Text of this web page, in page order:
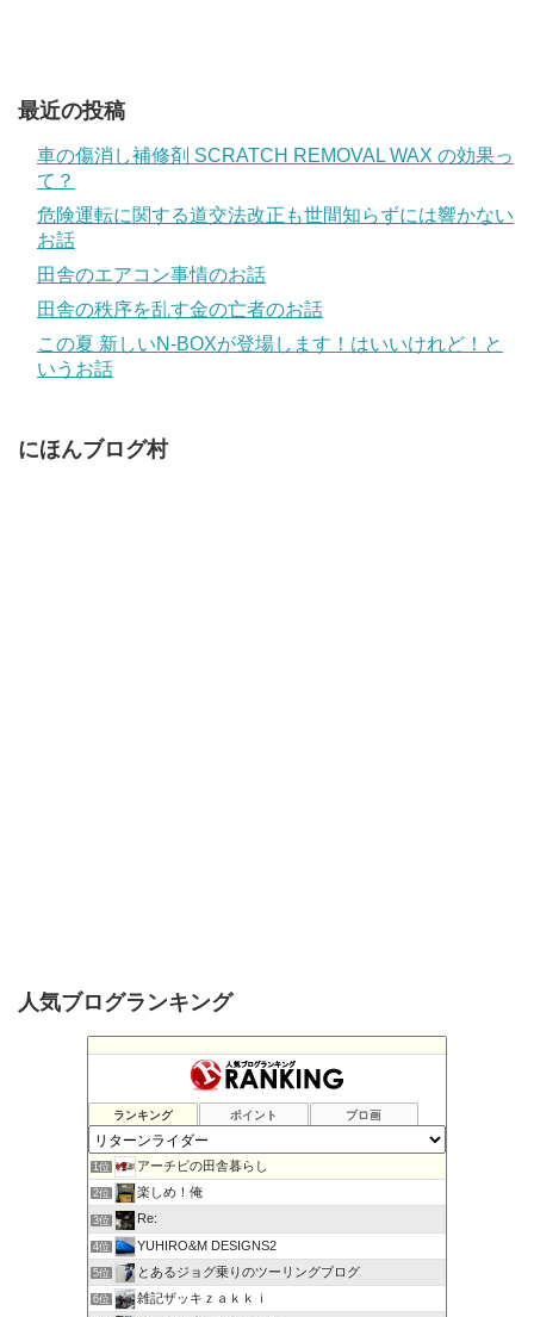
最近の投稿
車の傷消し補修剤 SCRATCH REMOVAL WAX の効果っ
て？
危険運転に関する道交法改正も世間知らずには響かない
お話
田舎のエアコン事情のお話
田舎の秩序を乱す金の亡者のお話
この夏 新しいN-BOXが登場します！はいいけれど！と
いうお話
にほんブログ村
人気ブログランキング
ランキング ポイント ブロ画
1位 アーチビの田舎暮らし
2位 楽しめ！俺
3位 Re:
4位 YUHIRO&M DESIGNS2
5位 とあるジョグ乗りのツーリングブログ
6位 雑記ザッキｚａｋｋｉ